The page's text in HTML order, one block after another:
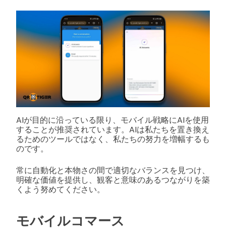
AIが目的に沿っている限り、モバイル戦略にAIを使用
することが推奨されています。AIは私たちを置き換え
るためのツールではなく、私たちの努力を増幅するも
のです。
常に自動化と本物さの間で適切なバランスを見つけ、
明確な価値を提供し、観客と意味のあるつながりを築
くよう努めてください。
モバイルコマース